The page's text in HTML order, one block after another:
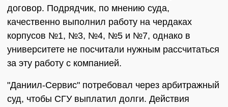
договор. Подрядчик, по мнению суда,
качественно выполнил работу на чердаках
корпусов №1, №3, №4, №5 и №7, однако в
университете не посчитали нужным рассчитаться
за эту работу с компанией.
"Даниил-Сервис" потребовал через арбитражный
суд, чтобы СГУ выплатил долги. Действия